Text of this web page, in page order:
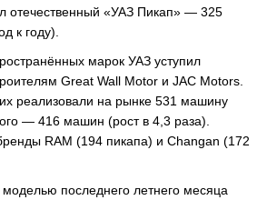
отечественный «УАЗ Пикап» — 325
к году).
марок УАЗ уступил
Great Wall Motor и JAC Motors.
реализовали на рынке 531 машину
— 416 машин (рост в 4,3 раза).
RAM (194 пикапа) и Changan (172
последнего летнего месяца